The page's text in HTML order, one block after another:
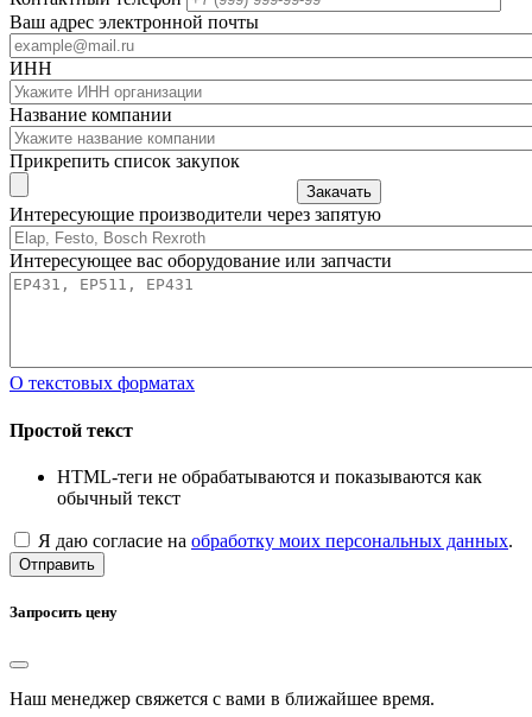
Ваш адрес электронной почты
ИНН
Название компании
Прикрепить список закупок
Закачать
Интересующие производители через запятую
Интересующее вас оборудование или запчасти
О текстовых форматах
Простой текст
HTML-теги не обрабатываются и показываются как
обычный текст
Я даю согласие на обработку моих персональных данных.
Отправить
Запросить цену
Наш менеджер свяжется с вами в ближайшее время.